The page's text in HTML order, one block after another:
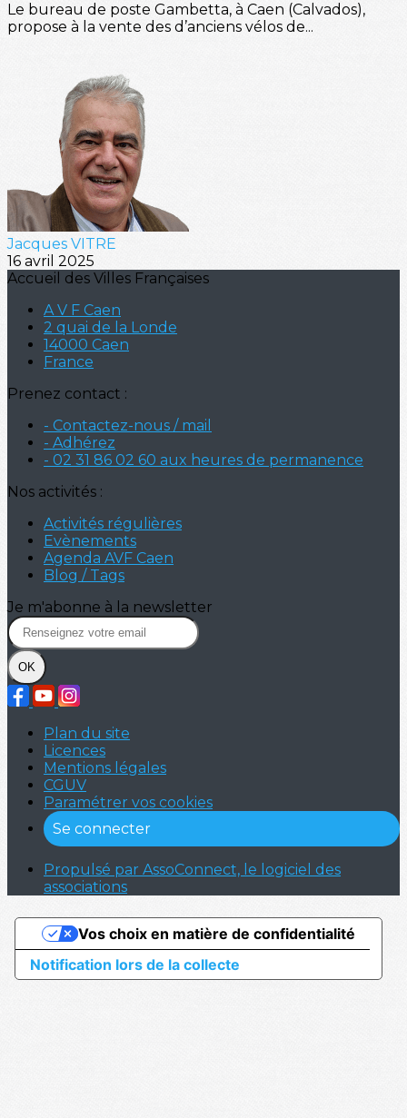
Le bureau de poste Gambetta, à Caen (Calvados),
propose à la vente des d’anciens vélos de...
Jacques VITRE
16 avril 2025
Accueil des Villes Françaises
A V F Caen
2 quai de la Londe
14000 Caen
France
Prenez contact :
- Contactez-nous / mail
- Adhérez
- 02 31 86 02 60 aux heures de permanence
Nos activités :
Activités régulières
Evènements
Agenda AVF Caen
Blog / Tags
Je m'abonne à la newsletter
OK
Plan du site
Licences
Mentions légales
CGUV
Paramétrer vos cookies
Se connecter
Propulsé par AssoConnect, le logiciel des
associations
Notification lors de la collecte
Vos choix en matière de confidentialité